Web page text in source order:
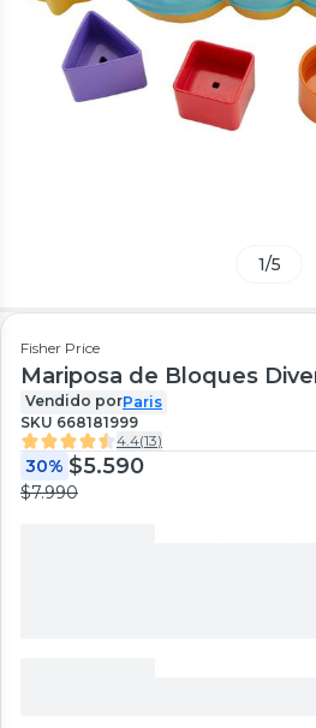
1/5
Fisher Price
Mariposa de Bloques
Vendido porParis
SKU 668181999
4.4(13)
30% $5.590
$7.990